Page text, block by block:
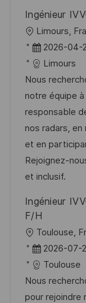
l
i
c
a
c
i
ó
n
Ingénieur
U
b
c
a
c
i
ó
n
Limours,
F
e
c
h
a
d
e
p
u
l
a
c
2026-04-
Limours
Nous
notre équipe à
responsable
nos radars,
et en
Rejoignez-
et inclusif.
Ingénieur
F/H
U
b
c
a
Toulouse,
F
e
c
h
2026-07-
Toulouse
Nous
pour rejoindre